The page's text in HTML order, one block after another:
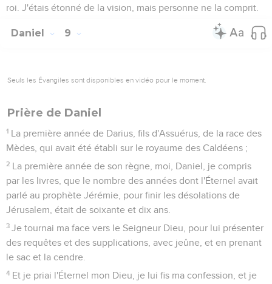
roi. J'étais étonné de la vision, mais personne ne la comprit.
Daniel 9
Seuls les Évangiles sont disponibles en vidéo pour le moment.
Prière de Daniel
1 La première année de Darius, fils d'Assuérus, de la race des
Mèdes, qui avait été établi sur le royaume des Caldéens ;
2 La première année de son règne, moi, Daniel, je compris
par les livres, que le nombre des années dont l'Éternel avait
parlé au prophète Jérémie, pour finir les désolations de
Jérusalem, était de soixante et dix ans.
3 Je tournai ma face vers le Seigneur Dieu, pour lui présenter
des requêtes et des supplications, avec jeûne, et en prenant
le sac et la cendre.
4 Et je priai l'Éternel mon Dieu, je lui fis ma confession, et je